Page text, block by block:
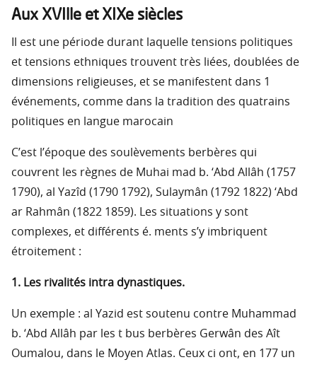
Aux XVIlle et XIXe siècles
Il est une période durant laquelle tensions politiques
et tensions ethniques trouvent très liées, doublées de
dimensions religieuses, et se manifestent dans 1
événements, comme dans la tradition des quatrains
politiques en langue marocain
C’est l’époque des soulèvements berbères qui
couvrent les règnes de Muhai mad b. ‘Abd Allâh (1757
1790), al Yazîd (1790 1792), Sulaymân (1792 1822) ‘Abd
ar Rahmân (1822 1859). Les situations y sont
complexes, et différents é. ments s’y imbriquent
étroitement :
1. Les rivalités intra dynastiques.
Un exemple : al Yazid est soutenu contre Muhammad
b. ‘Abd Allâh par les t bus berbères Gerwân des Aît
Oumalou, dans le Moyen Atlas. Ceux ci ont, en 177 un